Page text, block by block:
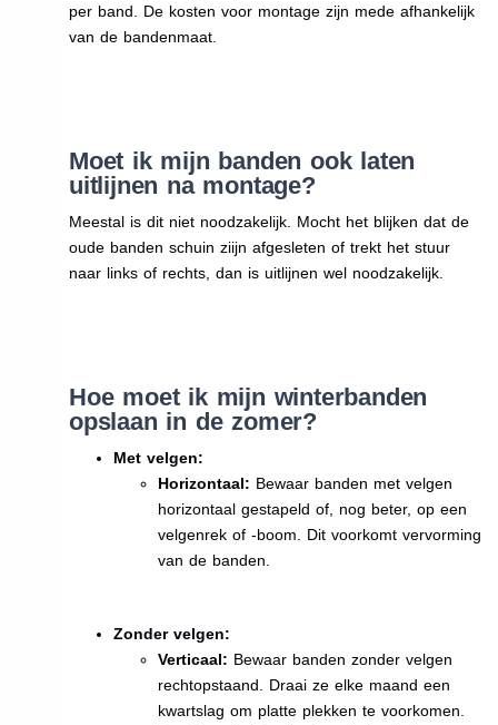
per band. De kosten voor montage zijn mede afhankelijk
van de bandenmaat.
Moet ik mijn banden ook laten
uitlijnen na montage?
Meestal is dit niet noodzakelijk. Mocht het blijken dat de
oude banden schuin ziijn afgesleten of trekt het stuur
naar links of rechts, dan is uitlijnen wel noodzakelijk.
Hoe moet ik mijn winterbanden
opslaan in de zomer?
Met velgen:
Horizontaal: Bewaar banden met velgen
horizontaal gestapeld of, nog beter, op een
velgenrek of -boom. Dit voorkomt vervorming
van de banden.
Zonder velgen:
Verticaal: Bewaar banden zonder velgen
rechtopstaand. Draai ze elke maand een
kwartslag om platte plekken te voorkomen.